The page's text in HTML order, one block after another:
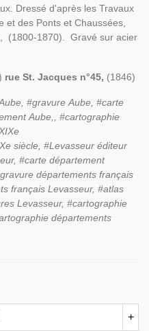
Dressé d'après les Travaux
et des Ponts et Chaussées,
(1800-1870). Gravé sur acier
rue St. Jacques n°45, (1846)
#gravure Aube, #carte
Aube,
#cartographie
siècle, #Levasseur éditeur
#carte département
départements français
français Levasseur, #atlas
Levasseur, #cartographie
départements
+